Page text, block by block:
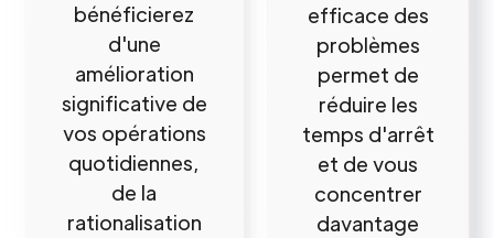
bénéficierez
d'une
amélioration
significative de
vos opérations
quotidiennes,
de la
rationalisation
efficace des
problèmes
permet de
réduire les
temps d'arrêt
et de vous
concentrer
davantage